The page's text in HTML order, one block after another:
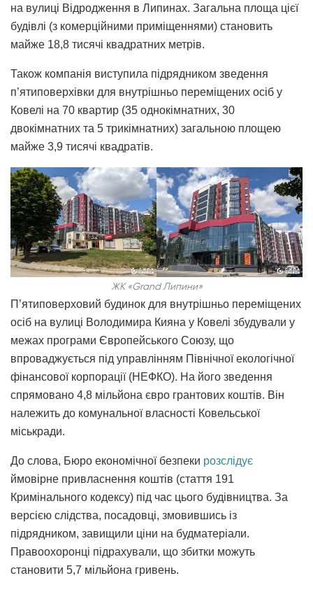
на вулиці Відродження в Липинах. Загальна площа цієї
будівлі (з комерційними приміщеннями) становить
майже 18,8 тисячі квадратних метрів.
Також компанія виступила підрядником зведення
п’ятиповерхівки для внутрішньо переміщених осіб у
Ковелі на 70 квартир (35 однокімнатних, 30
двокімнатних та 5 трикімнатних) загальною площею
майже 3,9 тисячі квадратів.
ЖК «Grand Липини»
П’ятиповерховий будинок для внутрішньо переміщених
осіб на вулиці Володимира Кияна у Ковелі збудували у
межах програми Європейського Союзу, що
впроваджується під управлінням Північної екологічної
фінансової корпорації (НЕФКО). На його зведення
спрямовано 4,8 мільйона євро грантових коштів. Він
належить до комунальної власності Ковельської
міськради.
До слова, Бюро економічної безпеки розслідує
ймовірне привласнення коштів (стаття 191
Кримінального кодексу) під час цього будівництва. За
версією слідства, посадовці, змовившись із
підрядником, завищили ціни на будматеріали.
Правоохоронці підрахували, що збитки можуть
становити 5,7 мільйона гривень.